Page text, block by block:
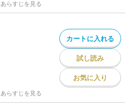
あらすじを見る
カートに入れる
試し読み
お気に入り
あらすじを見る